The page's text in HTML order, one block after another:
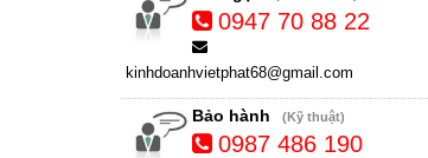
0947 70 88 22
kinhdoanhvietphat68@gmail.com
Bảo hành (Kỹ thuật)
0987 486 190